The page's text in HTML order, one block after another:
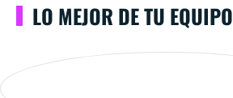
LO MEJOR DE TU EQUIPO